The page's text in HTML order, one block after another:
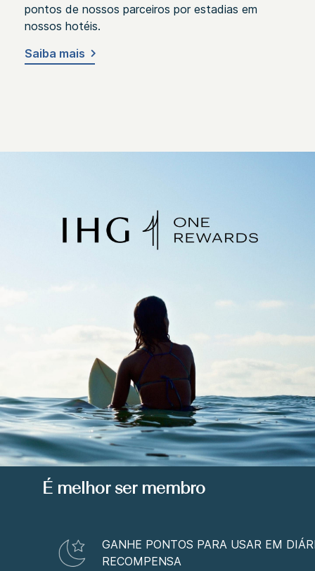
pontos de nossos parceiros por estadias em
nossos hotéis.
Saiba mais
É melhor ser membro
GANHE PONTOS PARA USAR EM
RECOMPENSA